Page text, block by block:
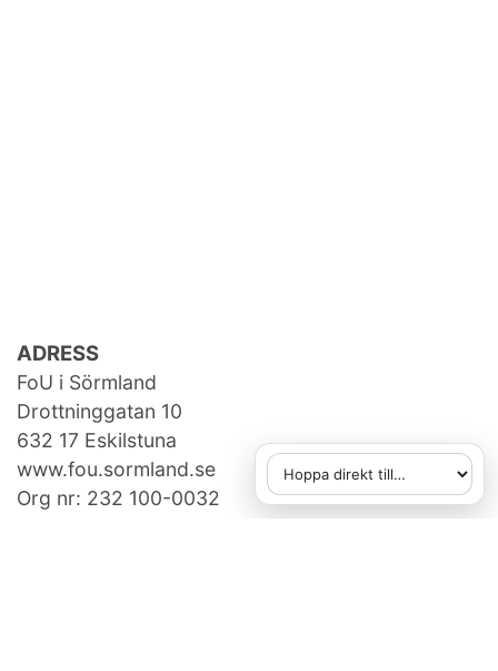
ADRESS
FoU i Sörmland
Drottninggatan 10
632 17 Eskilstuna
www.fou.sormland.se
Org nr: 232 100-0032
Hoppa direkt till
När du väljer ett alternativ